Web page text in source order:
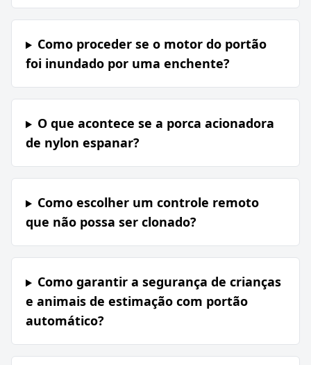
Como proceder se o motor do portão
foi inundado por uma enchente?
O que acontece se a porca acionadora
de nylon espanar?
Como escolher um controle remoto
que não possa ser clonado?
Como garantir a segurança de crianças
e animais de estimação com portão
automático?